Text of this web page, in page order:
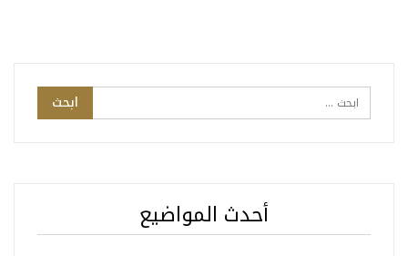
أحدث المواضيع